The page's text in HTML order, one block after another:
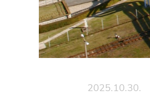
2025.10.30.